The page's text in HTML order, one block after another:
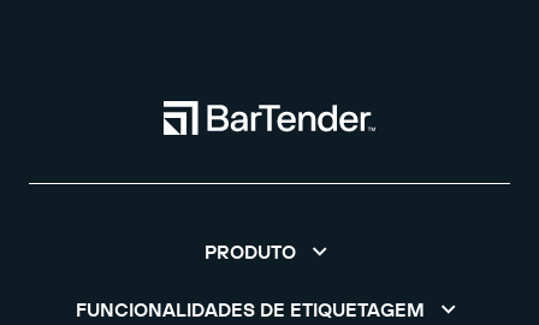
PRODUTO
FUNCIONALIDADES DE ETIQUETAGEM